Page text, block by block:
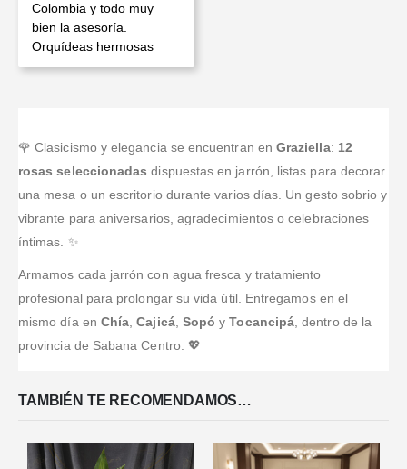
Colombia y todo muy
bien la asesoría.
Orquídeas hermosas
🌹 Clasicismo y elegancia se encuentran en Graziella: 12
rosas seleccionadas dispuestas en jarrón, listas para decorar
una mesa o un escritorio durante varios días. Un gesto sobrio y
vibrante para aniversarios, agradecimientos o celebraciones
íntimas. ✨
Armamos cada jarrón con agua fresca y tratamiento
profesional para prolongar su vida útil. Entregamos en el
mismo día en Chía ,Cajicá, Sopó yTocancipá , dentro de la
provincia de Sabana Centro. 💖
TAMBIÉN TE RECOMENDAMOS…